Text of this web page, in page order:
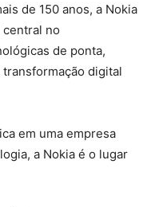
de 150 anos, a Nokia
no
de ponta,
digital
em uma empresa
a Nokia é o lugar